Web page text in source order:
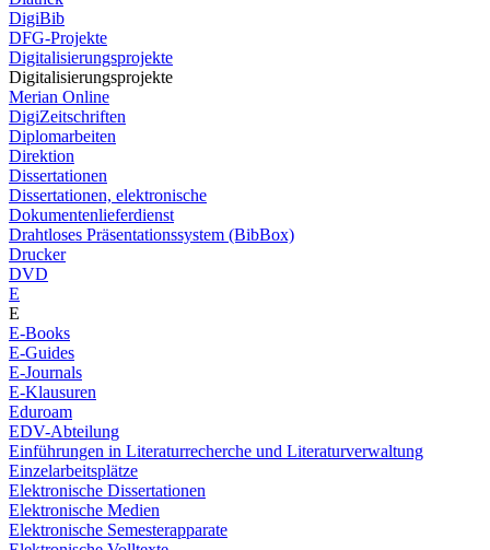
DigiBib
DFG-Projekte
Digitalisierungsprojekte
Digitalisierungsprojekte
Merian Online
DigiZeitschriften
Diplomarbeiten
Direktion
Dissertationen
Dissertationen, elektronische
Dokumentenlieferdienst
Drahtloses Präsentationssystem (BibBox)
Drucker
DVD
E
E
E-Books
E-Guides
E-Journals
E-Klausuren
Eduroam
EDV-Abteilung
Einführungen in Literaturrecherche und Literaturverwaltung
Einzelarbeitsplätze
Elektronische Dissertationen
Elektronische Medien
Elektronische Semesterapparate